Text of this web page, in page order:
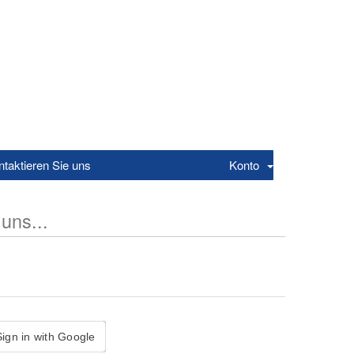
Sie uns Konto
in with Google